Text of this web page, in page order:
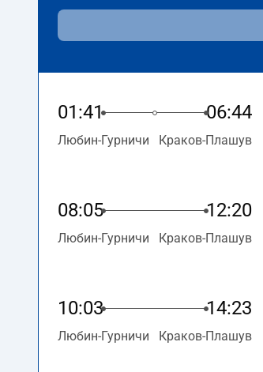
01:41 06:44
Любин-Гурничи Краков-Плашув
08:05 12:20
Любин-Гурничи Краков-Плашув
10:03 14:23
Любин-Гурничи Краков-Плашув